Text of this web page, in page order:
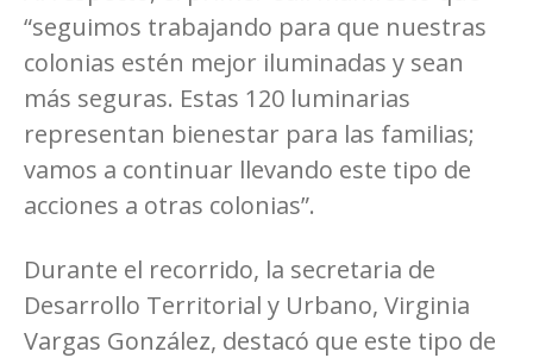
“seguimos trabajando para que nuestras
colonias estén mejor iluminadas y sean
más seguras. Estas 120 luminarias
representan bienestar para las familias;
vamos a continuar llevando este tipo de
acciones a otras colonias”.
Durante el recorrido, la secretaria de
Desarrollo Territorial y Urbano, Virginia
Vargas González, destacó que este tipo de